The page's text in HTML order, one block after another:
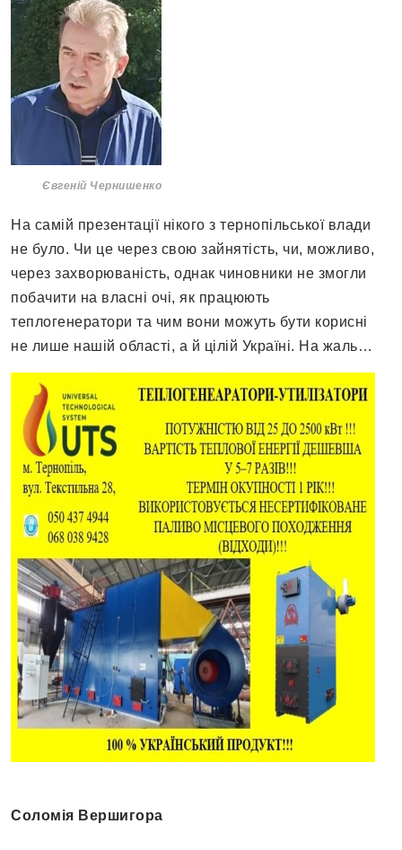
Євгеній Чернишенко
На самій презентації нікого з тернопільської влади
не було. Чи це через свою зайнятість, чи, можливо,
через захворюваність, однак чиновники не змогли
побачити на власні очі, як працюють
теплогенератори та чим вони можуть бути корисні
не лише нашій області, а й цілій Україні. На жаль…
Соломія Вершигора